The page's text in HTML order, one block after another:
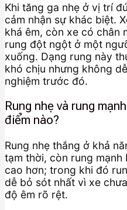
Khi tăng ga nhẹ ở vị trí
cảm nhận sự khác biệt.
khá êm, còn xe có chân
rung đột ngột ở một
xuống. Dạng rung này
khó chịu nhưng không
nghiệm trước đó.
Rung nhẹ và rung
điểm nào?
Rung nhẹ thắng ở khả
tạm thời, còn rung
cao hơn; trong khi đó
dễ bỏ sót nhất vì xe
độ êm rõ rệt.